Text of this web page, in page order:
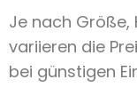
Je nach
variieren die
bei günstigen